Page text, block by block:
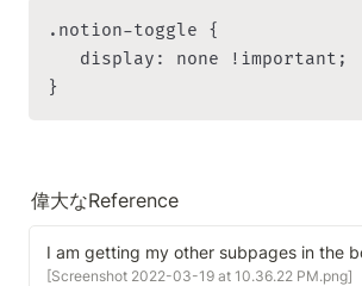
.notion-toggle {
   display: none !important;
}
偉大なReference
[Screenshot 2022-03-19 at 10.36.22 PM.png]